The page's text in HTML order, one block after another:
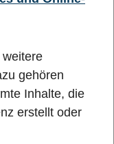
gehören
Inhalte, die
erstellt oder